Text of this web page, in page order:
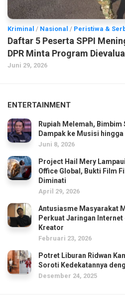
Kriminal / Nasional / Peristiwa &
Daftar 5 Peserta SPPI
DPR Minta Program
Juni 29, 2026
ENTERTAINMENT
Rupiah Melemah,
Dampak ke Musisi
Juni 8, 2026
Project Hail Mery
Office Global, Bukti Film
Diminati
April 29, 2026
Antusiasme Masyarakat
Perkuat Jaringan Internet
Kreator
Februari 23, 2026
Potret Liburan Ridwan
Soroti Kedekatannya
Desember 24, 2025